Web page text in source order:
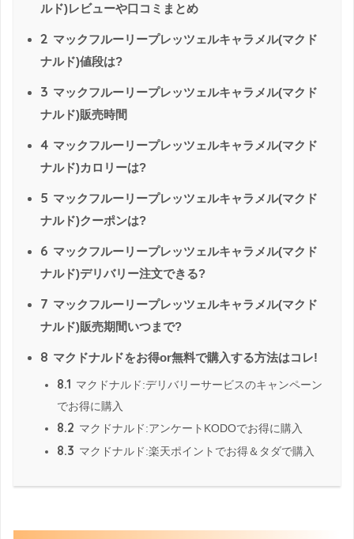
ルド)レビューや口コミまとめ
2 マックフルーリープレッツェルキャラメル(マクド
ナルド)値段は?
3 マックフルーリープレッツェルキャラメル(マクド
ナルド)販売時間
4 マックフルーリープレッツェルキャラメル(マクド
ナルド)カロリーは?
5 マックフルーリープレッツェルキャラメル(マクド
ナルド)クーポンは?
6 マックフルーリープレッツェルキャラメル(マクド
ナルド)デリバリー注文できる?
7 マックフルーリープレッツェルキャラメル(マクド
ナルド)販売期間いつまで?
8 マクドナルドをお得or無料で購入する方法はコレ!
8.1 マクドナルド:デリバリーサービスのキャンペーン
でお得に購入
8.2 マクドナルド:アンケートKODOでお得に購入
8.3 マクドナルド:楽天ポイントでお得＆タダで購入